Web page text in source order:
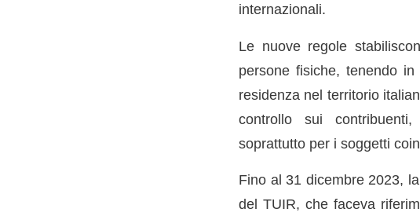
internazionali.
Le nuove regole
persone fisiche, tenendo
residenza nel territorio
controllo sui
soprattutto per i soggetti
Fino al 31 dicembre 2023,
del TUIR, che faceva